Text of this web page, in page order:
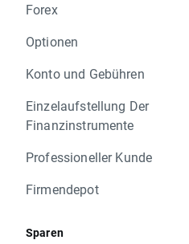
Forex
Optionen
Konto und Gebühren
Einzelaufstellung Der
Finanzinstrumente
Professioneller Kunde
Firmendepot
Sparen